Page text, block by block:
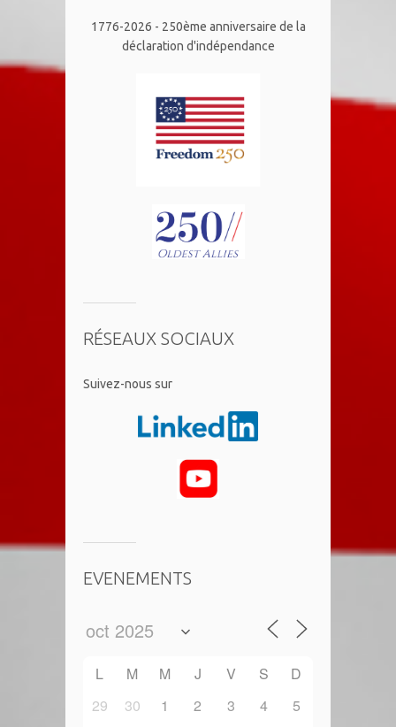
1776-2026 - 250ème anniversaire de la
déclaration d'indépendance
RÉSEAUX SOCIAUX
​Suivez-nous sur
EVENEMENTS
L M M J V S
D
29
30 1 2 3 4
5